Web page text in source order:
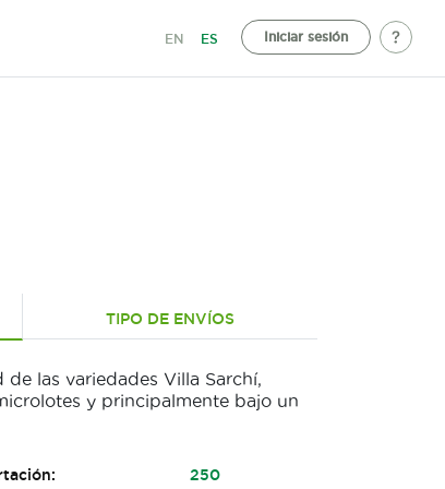
EN ES Iniciar sesión
TIPO DE ENVÍOS
las variedades Villa Sarchí,
y principalmente bajo un
250